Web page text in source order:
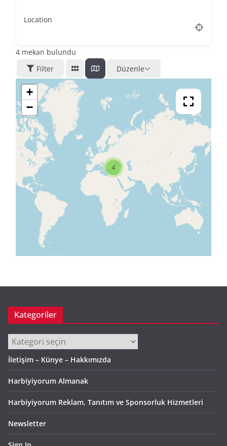
Location
4 mekan bulundu
Filter
Düzenle
4
+
−
Kategoriler
Kategoriler
İletişim – Künye – Hakkımızda
Harbiyiyorum Almanak
Harbiyiyorum Reklam, Tanıtım ve Sponsorluk Hizmetleri
Newsletter